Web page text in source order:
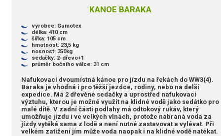
KANOE BARAKA
výrobce: Gumotex
délka: 410 cm
šířka: 105 cm
hmotnost: 23,5 kg
nosnost: 350kg
sedačky: 2-dřevo+1
průměr bočního válce: 31 cm
Nafukovací dvoumístná kánoe pro jízdu na řekách do WW3(4).
Baraka je vhodná i pro těžší jezdce, rodiny, nebo na delší
expedice. Má 2 dřevěné sedačky a uprostřed nafukovací
výztuhu, kterou je možné využít na klidné vodě jako sedátko pro
malé dítě. V zadní části podlahy má odtokový rukáv, který
umožňuje jízdu i ve velkých vlnách, protože nabraná voda za
jízdy vytéká sama z lodě a není nutné zastavovat a vylévat. Při
velkém zatížení jím může voda naopak i na klidné vodě natékat.